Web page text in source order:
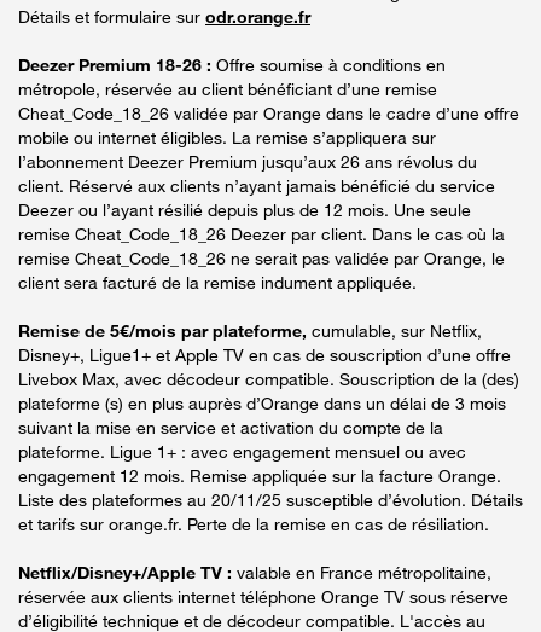
Détails et formulaire sur odr.orange.fr
Deezer Premium 18-26 : Offre soumise à conditions en
métropole, réservée au client bénéficiant d’une remise
Cheat_Code_18_26 validée par Orange dans le cadre d’une offre
mobile ou internet éligibles. La remise s’appliquera sur
l’abonnement Deezer Premium jusqu’aux 26 ans révolus du
client. Réservé aux clients n’ayant jamais bénéficié du service
Deezer ou l’ayant résilié depuis plus de 12 mois. Une seule
remise Cheat_Code_18_26 Deezer par client. Dans le cas où la
remise Cheat_Code_18_26 ne serait pas validée par Orange, le
client sera facturé de la remise indument appliquée.
Remise de 5€/mois par plateforme, cumulable, sur Netflix,
Disney+, Ligue1+ et Apple TV en cas de souscription d’une offre
Livebox Max, avec décodeur compatible. Souscription de la (des)
plateforme (s) en plus auprès d’Orange dans un délai de 3 mois
suivant la mise en service et activation du compte de la
plateforme. Ligue 1+ : avec engagement mensuel ou avec
engagement 12 mois. Remise appliquée sur la facture Orange.
Liste des plateformes au 20/11/25 susceptible d’évolution. Détails
et tarifs sur orange.fr. Perte de la remise en cas de résiliation.
Netflix/Disney+/Apple TV : valable en France métropolitaine,
réservée aux clients internet téléphone Orange TV sous réserve
d’éligibilité technique et de décodeur compatible. L'accès au